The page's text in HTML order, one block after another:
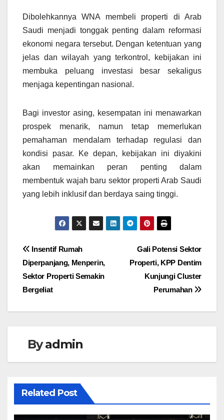
Dibolehkannya WNA membeli properti di Arab
Saudi menjadi tonggak penting dalam reformasi
ekonomi negara tersebut. Dengan ketentuan yang
jelas dan wilayah yang terkontrol, kebijakan ini
membuka peluang investasi besar sekaligus
menjaga kepentingan nasional.
Bagi investor asing, kesempatan ini menawarkan
prospek menarik, namun tetap memerlukan
pemahaman mendalam terhadap regulasi dan
kondisi pasar. Ke depan, kebijakan ini diyakini
akan memainkan peran penting dalam
membentuk wajah baru sektor properti Arab Saudi
yang lebih inklusif dan berdaya saing tinggi.
Navigasi
pos
Gali Potensi Sektor
Properti, KPP Dentim
Kunjungi Cluster
Perumahan
Insentif Rumah
Diperpanjang, Menperin,
Sektor Properti Semakin
Bergeliat
Byadmin
Related Post